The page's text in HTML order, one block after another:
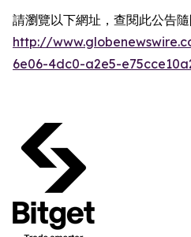
請瀏覽以下網址，查閱此公告隨
http://
6e06-4dc0-a2e5-